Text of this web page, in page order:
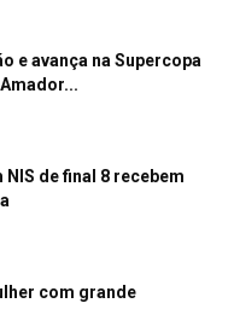
e avança na Supercopa
de final 8 recebem
com grande